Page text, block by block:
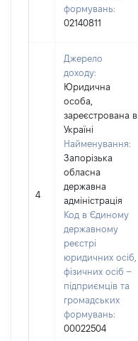
формувань:
02140811
4
Джерело
доходу:
Юридична
особа,
зареєстрована в
Україні
Найменування:
Запорізька
обласна
державна
адміністрація
Код в Єдиному
державному
реєстрі
юридичних осіб,
фізичних осіб –
підприємців та
громадських
формувань:
00022504